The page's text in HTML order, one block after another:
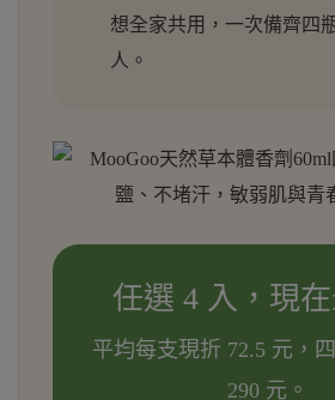
想全家共用，一次備齊四
人。
任選 4 入，現
平均每支現折 72.5 元，
290 元。